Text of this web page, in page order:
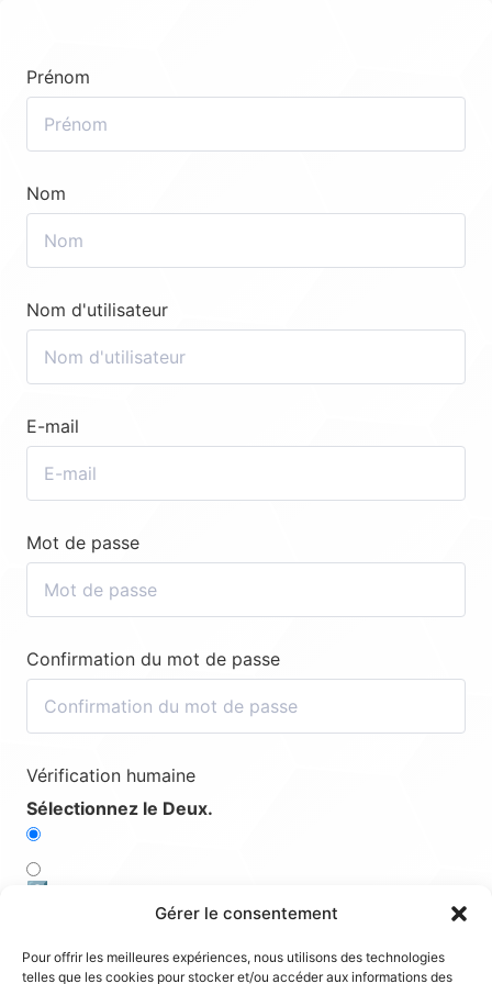
Gérer le consentement
Pour offrir les meilleures expériences, nous utilisons des technologies
telles que les cookies pour stocker et/ou accéder aux informations des
Prénom
Nom
Nom d'utilisateur
E-mail
Mot de passe
Confirmation du mot de passe
Vérification humaine
Sélectionnez le Deux.
2️⃣